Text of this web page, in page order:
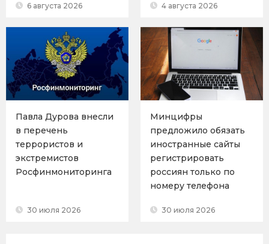
6 августа 2026 4 августа 2026
Павла Дурова внесли
в перечень
террористов и
экстремистов
Росфинмониторинга
30 июля 2026
Минцифры
предложило обязать
иностранные сайты
регистрировать
россиян только по
номеру телефона
30 июля 2026